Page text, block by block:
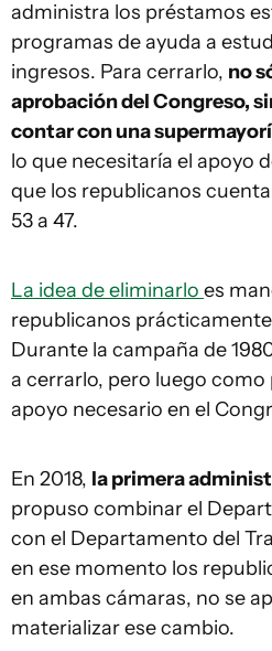
administra los préstamos
programas de ayuda a
ingresos. Para cerrarlo, no
aprobación del Congreso,
contar con una
lo que necesitaría el apoyo
que los republicanos
53 a 47.
La idea de eliminarlo es
republicanos
Durante la campaña de
a cerrarlo, pero luego
apoyo necesario en el
En 2018, la primera
propuso combinar el
con el Departamento del
en ese momento los
en ambas cámaras, no se
materializar ese cambio.